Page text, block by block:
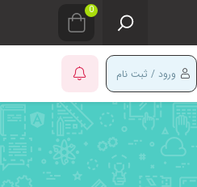
0
ورود / ثبت نام